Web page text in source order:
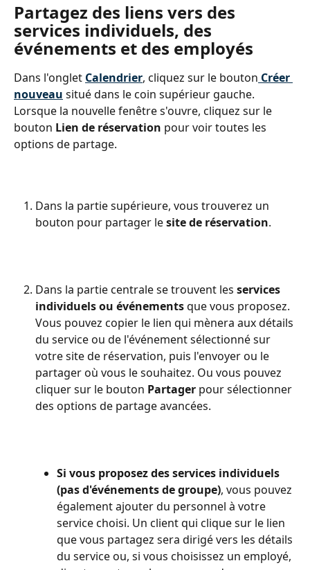
Partagez des liens vers des
services individuels, des
événements et des employés
Dans l'onglet Calendrier, cliquez sur le bouton Créer
nouveau situé dans le coin supérieur gauche.
Lorsque la nouvelle fenêtre s'ouvre, cliquez sur le
bouton Lien de réservation pour voir toutes les
options de partage.
Dans la partie supérieure, vous trouverez un
bouton pour partager le site de réservation.
Dans la partie centrale se trouvent les services
individuels ou événements que vous proposez.
Vous pouvez copier le lien qui mènera aux détails
du service ou de l'événement sélectionné sur
votre site de réservation, puis l'envoyer ou le
partager où vous le souhaitez. Ou vous pouvez
cliquer sur le bouton Partager pour sélectionner
des options de partage avancées.
Si vous proposez des services individuels
(pas d'événements de groupe), vous pouvez
également ajouter du personnel à votre
service choisi. Un client qui clique sur le lien
que vous partagez sera dirigé vers les détails
du service ou, si vous choisissez un employé,